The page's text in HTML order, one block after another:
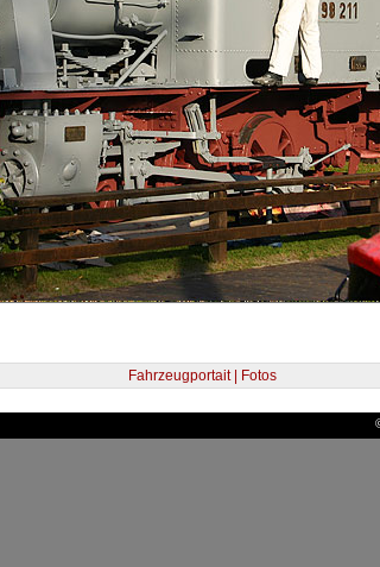
Fahrzeugportait | Fotos